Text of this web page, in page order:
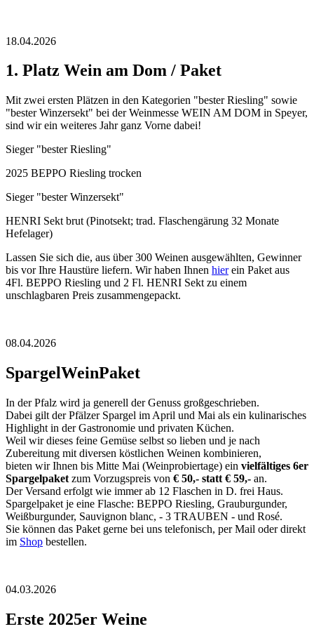
18.04.2026
1. Platz Wein am Dom / Paket
Mit zwei ersten Plätzen in den Kategorien "bester Riesling" sowie
"bester Winzersekt" bei der Weinmesse WEIN AM DOM in Speyer,
sind wir ein weiteres Jahr ganz Vorne dabei!
Sieger "bester Riesling"
2025 BEPPO Riesling trocken
Sieger "bester Winzersekt"
HENRI Sekt brut (Pinotsekt; trad. Flaschengärung 32 Monate
Hefelager)
Lassen Sie sich die, aus über 300 Weinen ausgewählten, Gewinner
bis vor Ihre Haustüre liefern. Wir haben Ihnen hierein Paket aus
4Fl. BEPPO Riesling und 2 Fl. HENRI Sekt zu einem
unschlagbaren Preis zusammengepackt.
08.04.2026
SpargelWeinPaket
In der Pfalz wird ja generell der Genuss großgeschrieben.
Dabei gilt der Pfälzer Spargel im April und Mai als ein kulinarisches
Highlight in der Gastronomie und privaten Küchen.
Weil wir dieses feine Gemüse selbst so lieben und je nach
Zubereitung mit diversen köstlichen Weinen kombinieren,
bieten wir Ihnen bis Mitte Mai (Weinprobiertage) ein vielfältiges 6er
Spargelpaket zum Vorzugspreis von € 50,- statt € 59,- an.
Der Versand erfolgt wie immer ab 12 Flaschen in D. frei Haus.
Spargelpaket je eine Flasche: BEPPO Riesling, Grauburgunder,
Weißburgunder, Sauvignon blanc, - 3 TRAUBEN - und Rosé.
Sie können das Paket gerne bei uns telefonisch, per Mail oder direkt
im Shop bestellen.
04.03.2026
Erste 2025er Weine